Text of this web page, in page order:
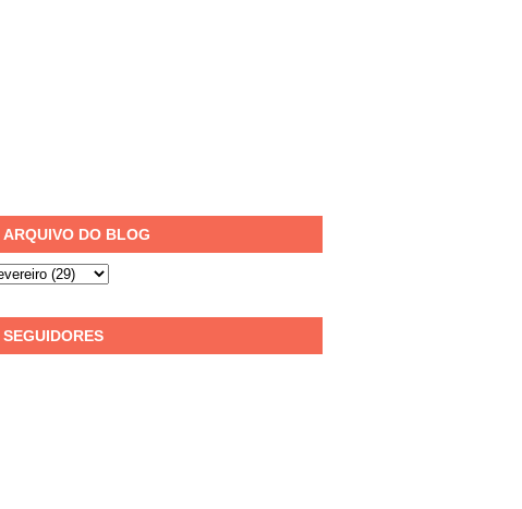
ARQUIVO DO BLOG
SEGUIDORES